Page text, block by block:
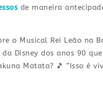
de maneira
o Musical Rei Leão na
Disney dos anos 90
Matata? 🎵 “Isso é